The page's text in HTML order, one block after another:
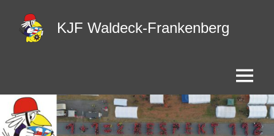
Inhalt
springen
KJF Waldeck-Frankenberg
Menu